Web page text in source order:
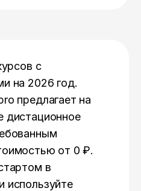
с
на 2026 год.
предлагает на
дистационное
от 0 ₽.
в
используйте